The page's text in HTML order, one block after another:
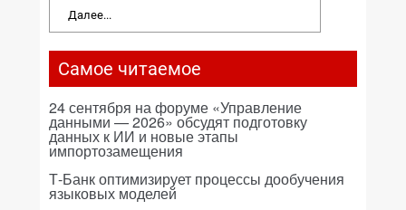
Далее...
Самое читаемое
24 сентября на форуме «Управление
данными — 2026» обсудят подготовку
данных к ИИ и новые этапы
импортозамещения
Т-Банк оптимизирует процессы дообучения
языковых моделей